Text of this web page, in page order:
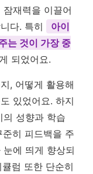
재력을 이끌어
다. 특히
아이
는 것이 가장 중
되었어요.
, 어떻게 활용해
있었어요. 하지
성향과 학습
히 피드백을 주
에 띄게 향상되
럼 또한 단순히